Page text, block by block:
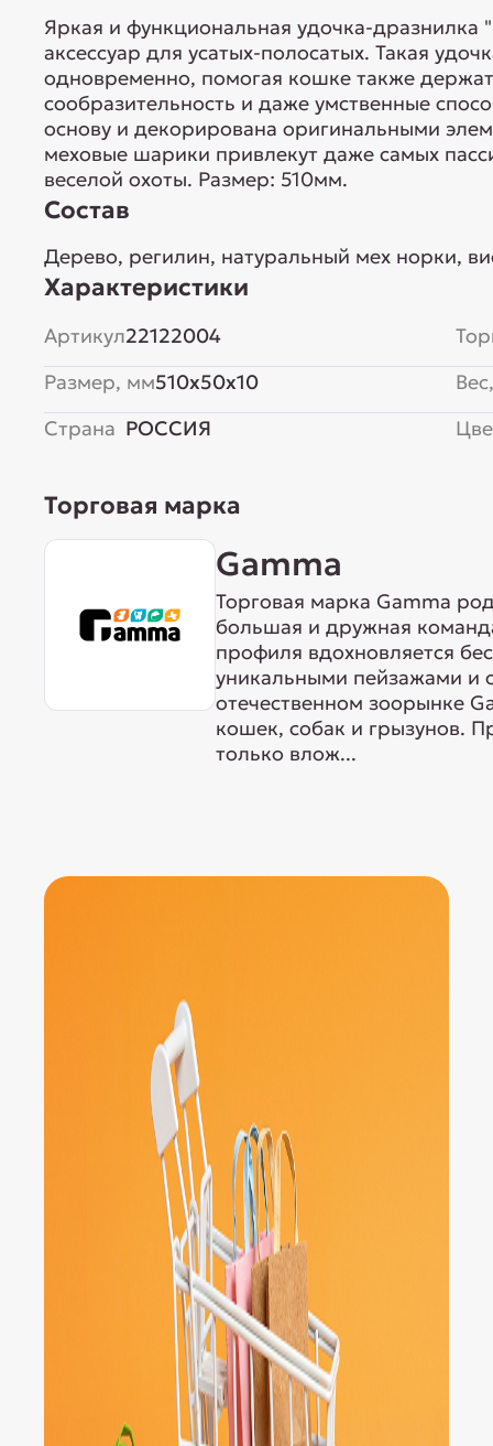
Яркая и функциональная удочка-дразнилка
аксессуар для усатых-полосатых. Такая
одновременно, помогая кошке также
сообразительность и даже умственные
основу и декорирована оригинальными
меховые шарики привлекут даже самых
веселой охоты. Размер: 510мм.
Состав
Дерево, регилин, натуральный мех норки,
Характеристики
Артикул22122004
Размер, мм510x50x10
Страна РОССИЯ
Торговая марка
Gamma
Торговая марка Gamma
большая и дружная
профиля вдохновляется
уникальными пейзажами и
отечественном зоорынке
кошек, собак и грызунов.
только влож...